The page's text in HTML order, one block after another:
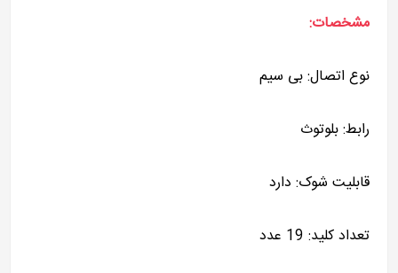
مشخصات:
نوع اتصال: بی سیم
رابط: بلوتوث
قابلیت شوک: دارد
تعداد کلید: 19 عدد